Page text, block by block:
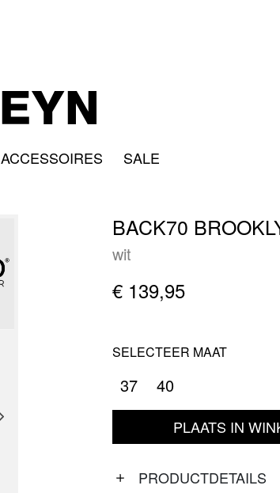
ACCESSOIRES SALE
BACK70
wit
€ 139,95
SELECTEER MAAT
37 40
PLAATS IN
PRODUCTDETAILS